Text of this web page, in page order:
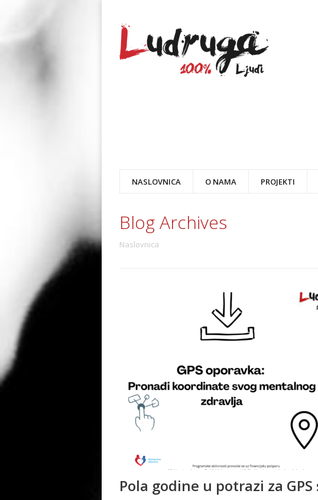
NASLOVNICA O NAMA PROJEKTI
Blog Archives
Naslovnica
Pola godine u potrazi za